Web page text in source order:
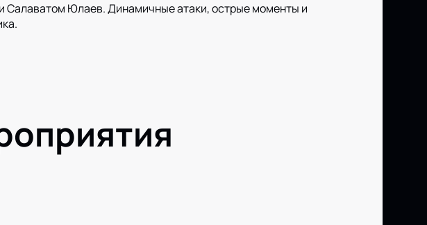
Юлаев. Динамичные атаки, острые моменты и